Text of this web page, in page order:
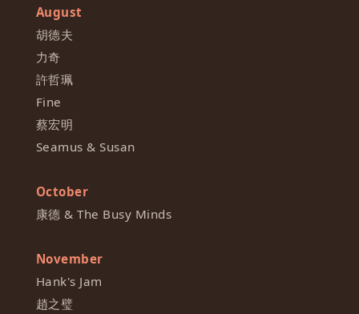
August
胡德夫
力奇
許哲珮
Fine
蔡宏明
Seamus & Susan
October
康德 & The Busy Minds
November
Hank's Jam
趙之璧